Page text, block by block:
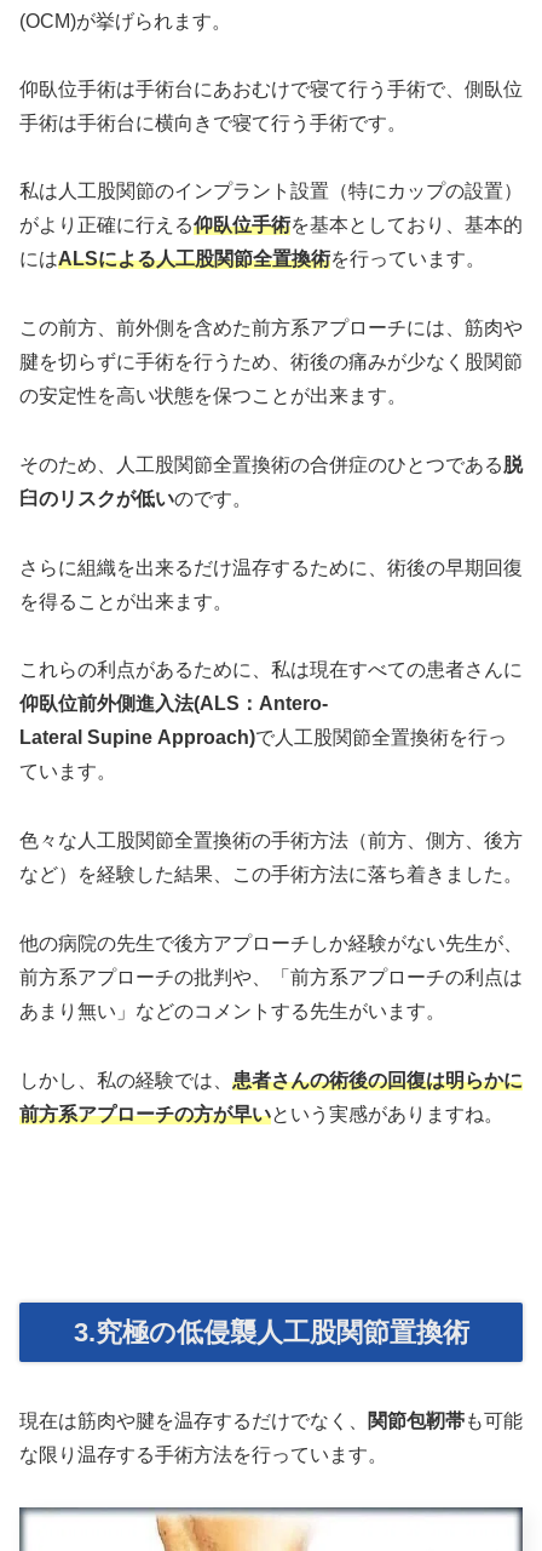
(OCM)が挙げられます。
仰臥位手術は手術台にあおむけで寝て行う手術で、側臥位
手術は手術台に横向きで寝て行う手術です。
私は人工股関節のインプラント設置（特にカップの設置）
がより正確に行える仰臥位手術を基本としており、基本的
にはALSによる人工股関節全置換術を行っています。
この前方、前外側を含めた前方系アプローチには、筋肉や
腱を切らずに手術を行うため、術後の痛みが少なく股関節
の安定性を高い状態を保つことが出来ます。
そのため、人工股関節全置換術の合併症のひとつである脱
臼のリスクが低いのです。
さらに組織を出来るだけ温存するために、術後の早期回復
を得ることが出来ます。
これらの利点があるために、私は現在すべての患者さんに
仰臥位前外側進入法(ALS：Antero-
Lateral Supine Approach)で人工股関節全置換術を行っ
ています。
色々な人工股関節全置換術の手術方法（前方、側方、後方
など）を経験した結果、この手術方法に落ち着きました。
他の病院の先生で後方アプローチしか経験がない先生が、
前方系アプローチの批判や、「前方系アプローチの利点は
あまり無い」などのコメントする先生がいます。
しかし、私の経験では、 患者さんの術後の回復は明らかに
前方系アプローチの方が早いという実感がありますね。
3.究極の低侵襲人工股関節置換術
現在は筋肉や腱を温存するだけでなく、 関節包靭帯も可能
な限り温存する手術方法を行っています。